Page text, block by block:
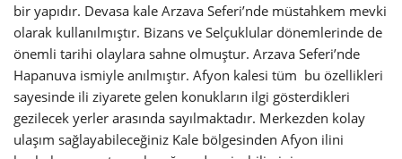
bir yapıdır. Devasa kale Arzava Seferi’nde müstahkem mevki
olarak kullanılmıştır. Bizans ve Selçuklular dönemlerinde de
önemli tarihi olaylara sahne olmuştur. Arzava Seferi’nde
Hapanuva ismiyle anılmıştır. Afyon kalesi tüm bu özellikleri
sayesinde ili ziyarete gelen konukların ilgi gösterdikleri
gezilecek yerler arasında sayılmaktadır. Merkezden kolay
ulaşım sağlayabileceğiniz Kale bölgesinden Afyon ilini